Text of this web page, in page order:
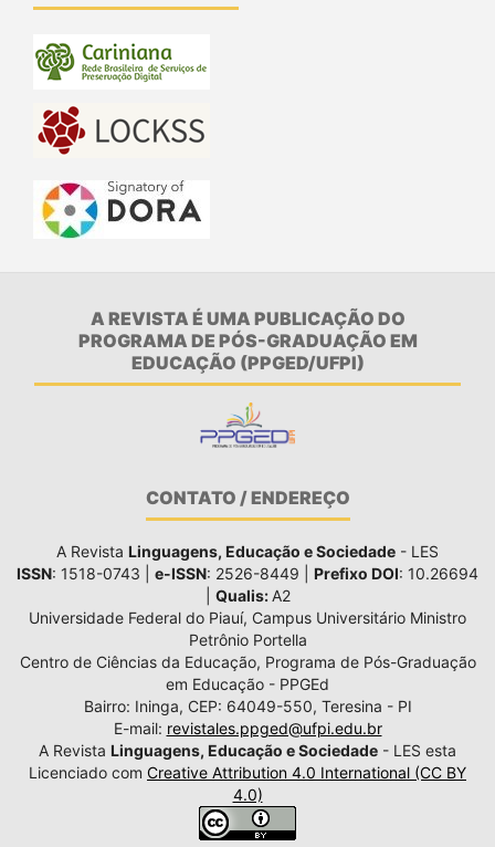
A REVISTA É UMA PUBLICAÇÃO DO
PROGRAMA DE PÓS-GRADUAÇÃO EM
EDUCAÇÃO (PPGED/UFPI)
CONTATO / ENDEREÇO
A Revista Linguagens, Educação e Sociedade - LES
ISSN: 1518-0743 | e-ISSN: 2526-8449 | Prefixo DOI: 10.26694
Qualis: A2
Universidade Federal do Piauí, Campus Universitário Ministro
Petrônio Portella
Centro de Ciências da Educação, Programa de Pós-Graduação
em Educação - PPGEd
Bairro: Ininga, CEP: 64049-550, Teresina - PI
E-mail: revistales.ppged@ufpi.edu.br
A Revista Linguagens, Educação e Sociedade - LES esta
Licenciado com Creative Attribution 4.0 International (CC BY
4.0)